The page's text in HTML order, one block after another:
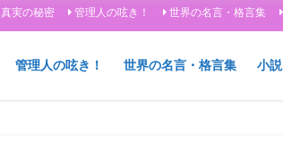
真実の秘密 管理人の呟き！ 世界の名言・格言集
管理人の呟き！ 世界の名言・格言集 小説